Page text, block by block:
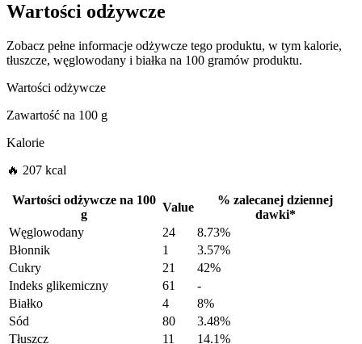
Wartości odżywcze
Zobacz pełne informacje odżywcze tego produktu, w tym kalorie,
tłuszcze, węglowodany i białka na 100 gramów produktu.
Wartości odżywcze
Zawartość na 100 g
Kalorie
🔥 207 kcal
Wartości odżywcze na 100
g
Value
% zalecanej dziennej
dawki*
Węglowodany
24
8.73%
Błonnik
1
3.57%
Cukry
21
42%
Indeks glikemiczny
61
-
Białko
4
8%
Sód
80
3.48%
Tłuszcz
11 14.1%